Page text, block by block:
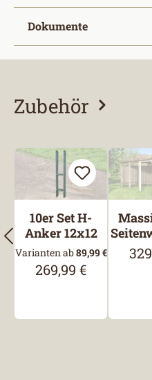
Dokumente
Zubehör
10er Set H-
Anker 12x12
Varianten ab89,99 €
Regulärer Preis:
269,99 €